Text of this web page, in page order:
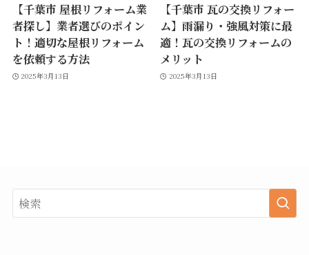
【千葉市 屋根リフォーム業
者探し】業者選びのポイン
ト！適切な屋根リフォーム
を依頼する方法
2025年3月13日
【千葉市 瓦の交換リフォー
ム】雨漏り・強風対策に最
適！瓦の交換リフォームの
メリット
2025年3月13日